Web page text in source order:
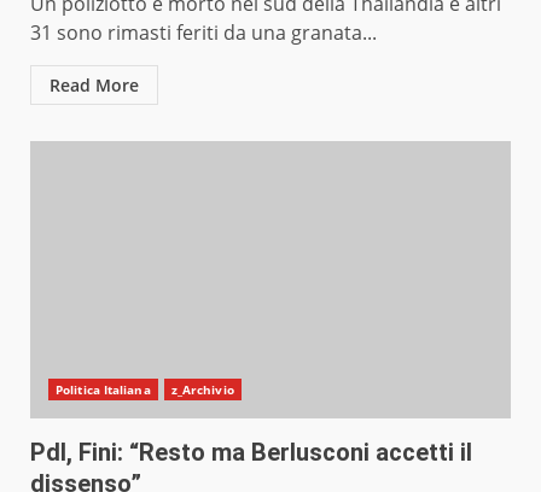
31 sono rimasti feriti da una granata...
Read More
Politica Italiana z_Archivio
Pdl, Fini: “Resto ma Berlusconi accetti il
dissenso”